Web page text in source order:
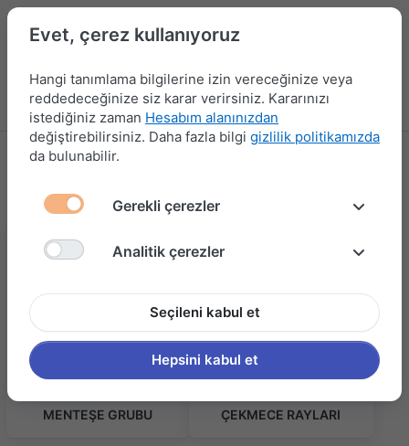
Menü Kampanyalar Yeni Ürünler Giriş yap
MOBİLYA AKSESUARLARI
572 ürün gösteriliyor
MENTEŞE GRUBU ÇEKMECE RAYLARI
Evet, çerez kullanıyoruz
Hangi tanımlama bilgilerine izin vereceğinize veya
reddedeceğinize siz karar verirsiniz. Kararınızı
istediğiniz zaman Hesabım alanınızdan
değiştirebilirsiniz. Daha fazla bilgi gizlilik politikamızda
da bulunabilir.
Gerekli çerezler
Analitik çerezler
Seçileni kabul et
Hepsini kabul et